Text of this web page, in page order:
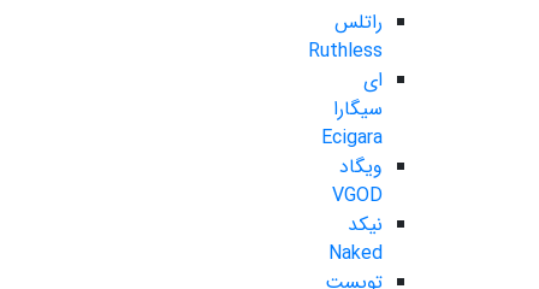
راتلس
Ruthless
ای
سیگارا
Ecigara
ویگاد
VGOD
نیکد
Naked
تویست